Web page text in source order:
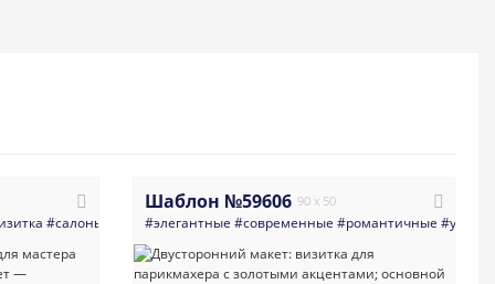
#салоны_красоты#одежда_обувь_сумки_и_аксессуары #светлые
Шаблон №59606 90 x 50
#элегантные #современные #романтичные